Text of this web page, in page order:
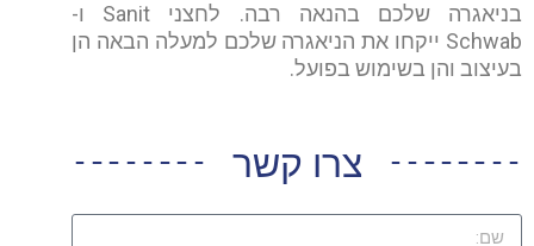
בניאגרה שלכם בהנאה רבה. לחצני Sanit ו-
Schwab ייקחו את הניאגרה שלכם למעלה הבאה הן
בעיצוב והן בשימוש בפועל.
צרו קשר